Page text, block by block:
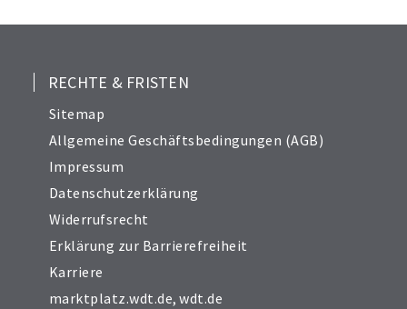
RECHTE & FRISTEN
Sitemap
Allgemeine Geschäftsbedingungen (AGB)
Impressum
Datenschutzerklärung
Widerrufsrecht
Erklärung zur Barrierefreiheit
Karriere
marktplatz.wdt.de,wdt.de